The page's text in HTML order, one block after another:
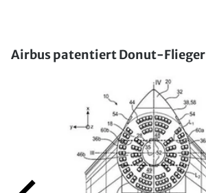
Airbus patentiert Donut-Flieger